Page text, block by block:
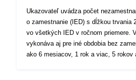
verzii:
durée
moyenne
Ukazovateľ uvádza počet
o zamestnanie (IED) s dĺžkou trvania
vo všetkých IED v ročnom priemere.
vykonáva aj pre iné obdobia bez
ako 6 mesiacov, 1 rok a viac, 5 rokov